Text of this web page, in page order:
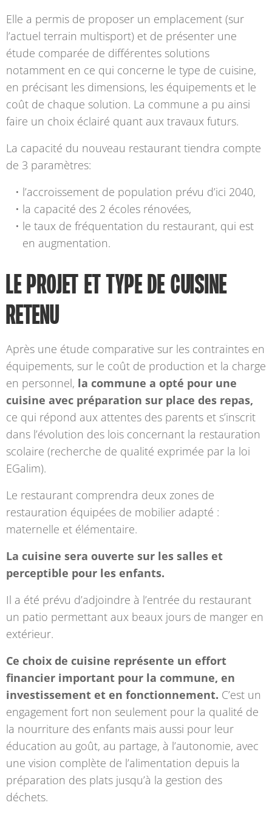
Elle a permis de proposer un emplacement (sur
l’actuel terrain multisport) et de présenter une
étude comparée de différentes solutions
notamment en ce qui concerne le type de cuisine,
en précisant les dimensions, les équipements et le
coût de chaque solution. La commune a pu ainsi
faire un choix éclairé quant aux travaux futurs.
La capacité du nouveau restaurant tiendra compte
de 3 paramètres:
l’accroissement de population prévu d’ici 2040,
la capacité des 2 écoles rénovées,
le taux de fréquentation du restaurant, qui est
en augmentation.
LE PROJET ET TYPE DE CUISINE
RETENU
Après une étude comparative sur les contraintes en
équipements, sur le coût de production et la charge
en personnel, la commune a opté pour une
cuisine avec préparation sur place des repas,
ce qui répond aux attentes des parents et s’inscrit
dans l’évolution des lois concernant la restauration
scolaire (recherche de qualité exprimée par la loi
EGalim).
Le restaurant comprendra deux zones de
restauration équipées de mobilier adapté :
maternelle et élémentaire.
La cuisine sera ouverte sur les salles et
perceptible pour les enfants.
Il a été prévu d’adjoindre à l’entrée du restaurant
un patio permettant aux beaux jours de manger en
extérieur.
Ce choix de cuisine représente un effort
financier important pour la commune, en
investissement et en fonctionnement. C’est un
engagement fort non seulement pour la qualité de
la nourriture des enfants mais aussi pour leur
éducation au goût, au partage, à l’autonomie, avec
une vision complète de l’alimentation depuis la
préparation des plats jusqu’à la gestion des
déchets.